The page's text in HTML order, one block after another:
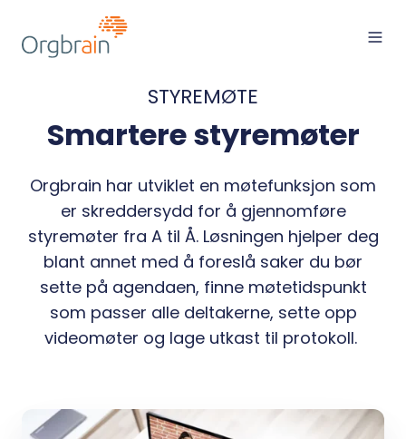
STYREMØTE
Smartere styremøter
Orgbrain har utviklet en møtefunksjon som
er skreddersydd for å gjennomføre
styremøter fra A til Å. Løsningen hjelper deg
blant annet med å foreslå saker du bør
sette på agendaen, finne møtetidspunkt
som passer alle deltakerne, sette opp
videomøter og lage utkast til protokoll.